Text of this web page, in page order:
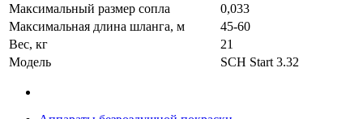
Максимальный размер сопла
0,033
Максимальная длина шланга, м
45-60
Вес, кг
21
Модель
SCH Start 3.32